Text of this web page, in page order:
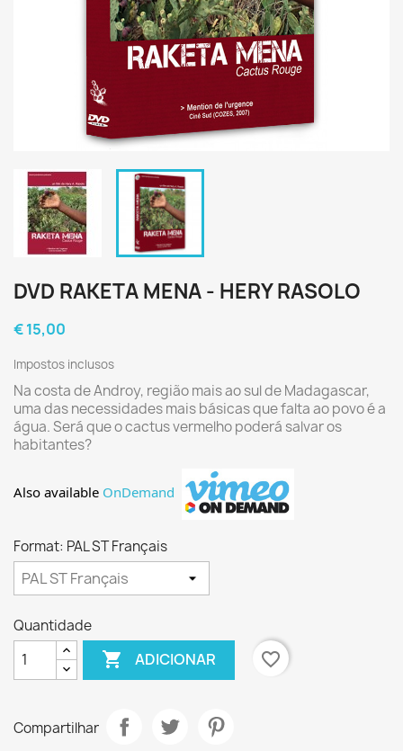
DVD RAKETA MENA - HERY RASOLO
€ 15,00
Impostos inclusos
Na costa de Androy, região mais ao sul de Madagascar,
uma das necessidades mais básicas que falta ao povo é a
água. Será que o cactus vermelho poderá salvar os
habitantes?
Also available OnDemand
Format: PAL ST Français
Quantidade
 ADICIONAR favorite_border
Compartilhar